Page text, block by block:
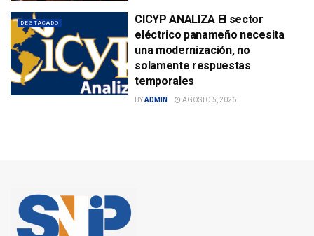
DESTACADO
CICYP ANALIZA El sector
eléctrico panameño necesita
una modernización, no
solamente respuestas
temporales
BYADMIN AGOSTO 5, 2026